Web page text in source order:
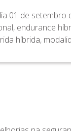
01 de setembro
endurance
híbrida,